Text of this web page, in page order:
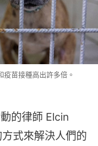
苗接種高出許多倍。
的律師 Elcin
式來解決人們的